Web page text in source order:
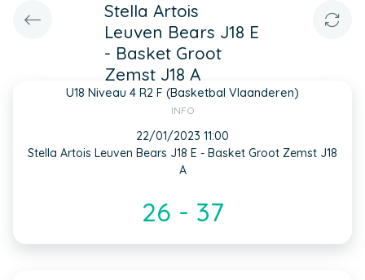
Stella Artois
Leuven Bears J18 E
- Basket Groot
Zemst J18 A
U18 Niveau 4 R2 F (Basketbal Vlaanderen)
INFO
22/01/2023 11:00
Stella Artois Leuven Bears J18 E - Basket Groot Zemst J18
A
26 - 37